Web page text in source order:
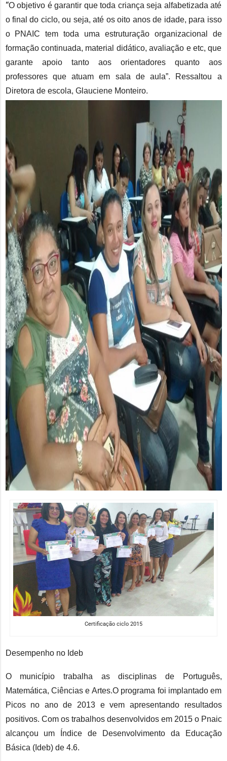
“O objetivo é garantir que toda criança seja alfabetizada até
o final do ciclo, ou seja, até os oito anos de idade, para isso
o PNAIC tem toda uma estruturação organizacional de
formação continuada, material didático, avaliação e etc, que
garante apoio tanto aos orientadores quanto aos
professores que atuam em sala de aula”. Ressaltou a
Diretora de escola, Glauciene Monteiro.
Certificação ciclo 2015
Desempenho no Ideb
O município trabalha as disciplinas de Português,
Matemática, Ciências e Artes.O programa foi implantado em
Picos no ano de 2013 e vem apresentando resultados
positivos. Com os trabalhos desenvolvidos em 2015 o Pnaic
alcançou um Índice de Desenvolvimento da Educação
Básica (Ideb) de 4.6.